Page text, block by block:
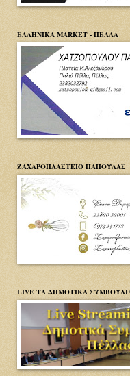
ΕΛΛΗΝΙΚΑ MARKET - ΠΕΛΛΑ
ΖΑΧΑΡΟΠΛΑΣΤΕΙΟ ΠΑΠΟΥΛΑΣ
LIVE ΤΑ ΔΗΜΟΤΙΚΑ